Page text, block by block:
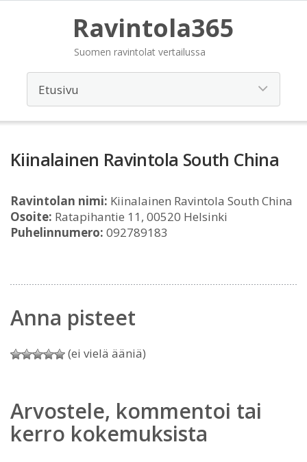
Ravintola365
Suomen ravintolat vertailussa
Kiinalainen Ravintola South China
Ravintolan nimi: Kiinalainen Ravintola South China
Osoite: Ratapihantie 11, 00520 Helsinki
Puhelinnumero: 092789183
Anna pisteet
(ei vielä ääniä)
Arvostele, kommentoi tai
kerro kokemuksista